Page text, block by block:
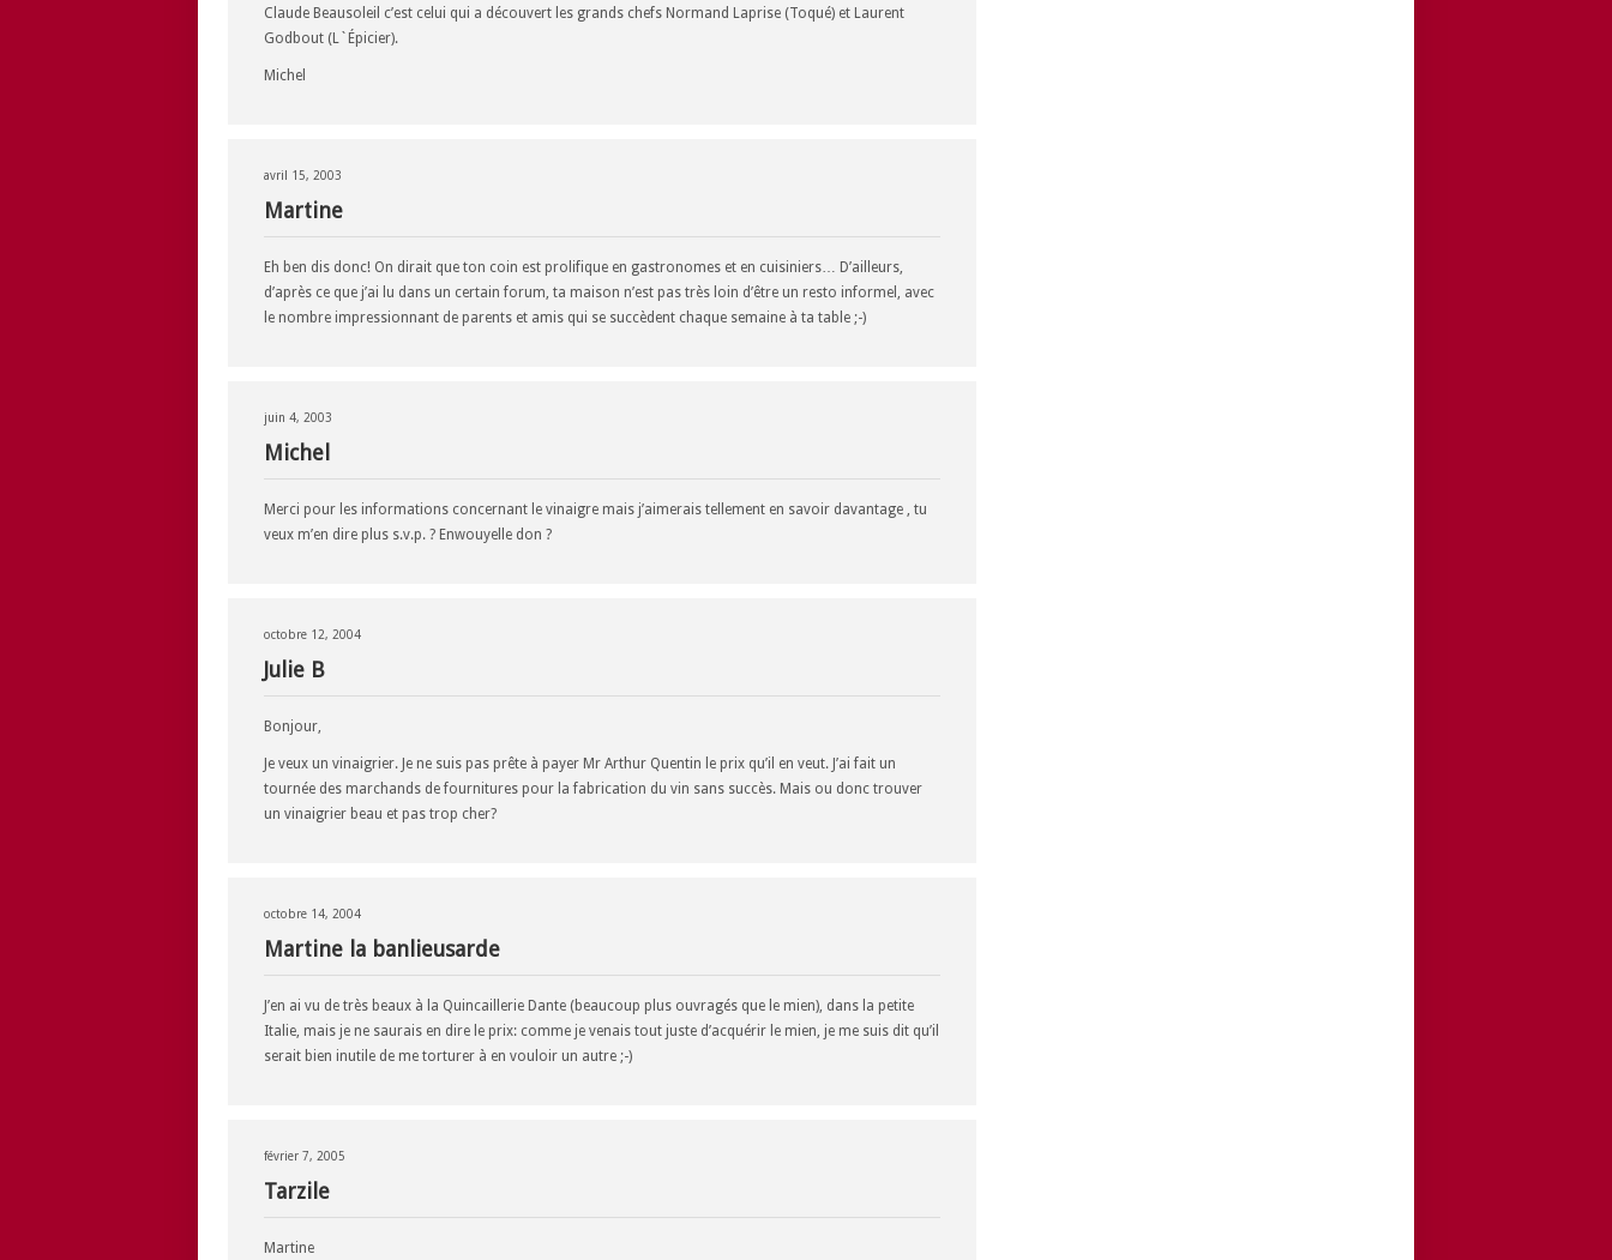
Claude Beausoleil c’est celui qui a découvert les grands chefs Normand Laprise (Toqué) et Laurent
Godbout (L`Épicier).
Michel
avril 15, 2003
Martine
Eh ben dis donc! On dirait que ton coin est prolifique en gastronomes et en cuisiniers… D’ailleurs,
d’après ce que j’ai lu dans un certain forum, ta maison n’est pas très loin d’être un resto informel, avec
le nombre impressionnant de parents et amis qui se succèdent chaque semaine à ta table ;-)
juin 4, 2003
Michel
Merci pour les informations concernant le vinaigre mais j’aimerais tellement en savoir davantage , tu
veux m’en dire plus s.v.p. ? Enwouyelle don ?
octobre 12, 2004
Julie B
Bonjour,
Je veux un vinaigrier. Je ne suis pas prête à payer Mr Arthur Quentin le prix qu’il en veut. J’ai fait un
tournée des marchands de fournitures pour la fabrication du vin sans succès. Mais ou donc trouver
un vinaigrier beau et pas trop cher?
octobre 14, 2004
Martine la banlieusarde
J’en ai vu de très beaux à la Quincaillerie Dante (beaucoup plus ouvragés que le mien), dans la petite
Italie, mais je ne saurais en dire le prix: comme je venais tout juste d’acquérir le mien, je me suis dit qu’il
serait bien inutile de me torturer à en vouloir un autre ;-)
février 7, 2005
Tarzile
Martine